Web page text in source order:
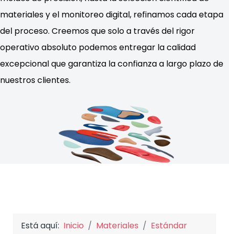
materiales y el monitoreo digital, refinamos cada etapa
del proceso. Creemos que solo a través del rigor
operativo absoluto podemos entregar la calidad
excepcional que garantiza la confianza a largo plazo de
nuestros clientes.
Está aquí: Inicio Materiales
Estándar